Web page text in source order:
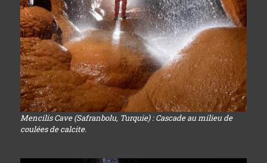
Mencilis Cave (Safranbolu, Turquie) : Cascade au milieu de
coulées de calcite.